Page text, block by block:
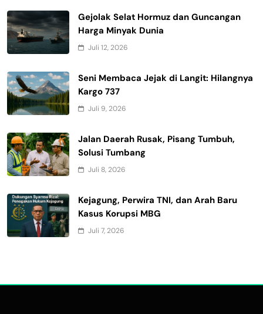
Gejolak Selat Hormuz dan Guncangan
Harga Minyak Dunia
Juli 12, 2026
Seni Membaca Jejak di Langit: Hilangnya
Kargo 737
Juli 9, 2026
Jalan Daerah Rusak, Pisang Tumbuh,
Solusi Tumbang
Juli 8, 2026
Kejagung, Perwira TNI, dan Arah Baru
Kasus Korupsi MBG
Juli 7, 2026